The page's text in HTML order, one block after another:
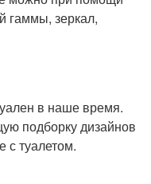
гаммы, зеркал,
в наше время.
подборку дизайнов
с туалетом.